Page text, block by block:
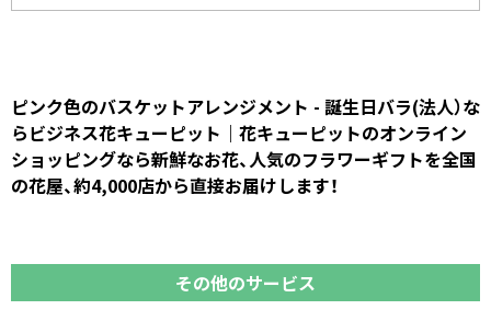
ピンク色のバスケットアレンジメント - 誕生日バラ(法人）な
らビジネス花キューピット｜花キューピットのオンライン
ショッピングなら新鮮なお花、人気のフラワーギフトを全国
の花屋、約4,000店から直接お届けします！
その他のサービス